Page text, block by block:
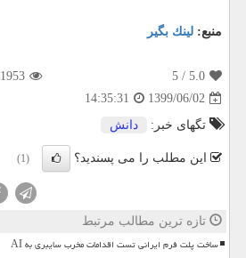
منبع: لینك بگیر
5.0
/ 5
1953
1399/06/02
14:35:31
تگهای خبر:
دانش
این مطلب را می پسندید؟ (1)
تازه ترین مطالب مرتبط
ساخت پلت فرم ایرانی تست اقدامات مخرب سایبری به AI